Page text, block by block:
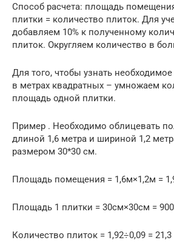
Способ расчета: площадь
плитки = количество плиток. Для
добавляем 10% к полученному
плиток. Округляем количество в
Для того, чтобы узнать
в метрах квадратных – умножаем
площадь одной плитки.
Пример . Необходимо облицевать
длиной 1,6 метра и шириной 1,2
размером 30*30 см.
Площадь помещения = 1,6м×1,2м =
Площадь 1 плитки = 30см×30см =
Количество плиток = 1,92÷0,09 =